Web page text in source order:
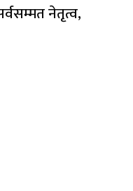
नेतृत्व,